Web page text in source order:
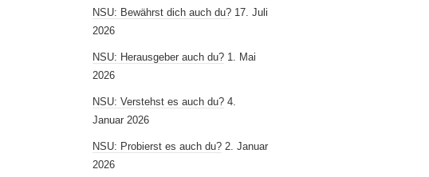
NSU: Bewährst dich auch du? 17. Juli
2026
NSU: Herausgeber auch du? 1. Mai
2026
NSU: Verstehst es auch du? 4.
Januar 2026
NSU: Probierst es auch du? 2. Januar
2026